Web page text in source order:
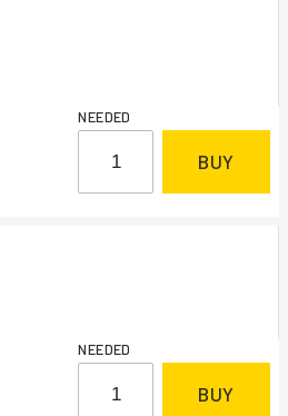
NEEDED
BUY
NEEDED
BUY